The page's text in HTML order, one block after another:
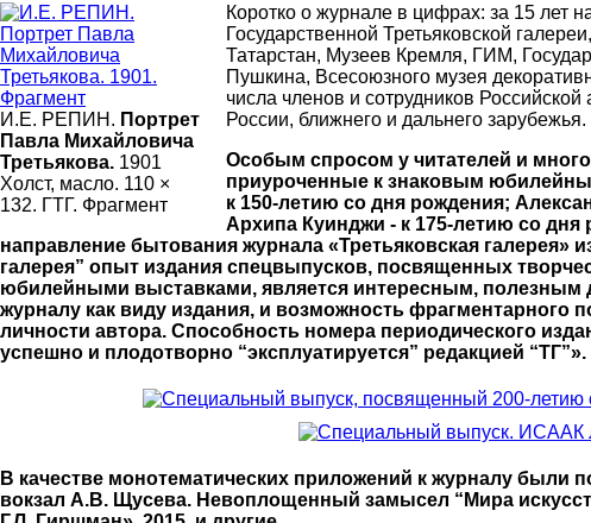
И.Е. РЕПИН. Портрет
Павла Михайловича
Третьякова. 1901
Холст, масло. 110 ×
132. ГТГ. Фрагмент
Коротко о журнале в цифрах: за 15 лет
Государственной Третьяковской
Татарстан, Музеев Кремля, ГИМ,
Пушкина, Всесоюзного музея
числа членов и сотрудников
России, ближнего и дальнего зарубежья.
Особым спросом у читателей и
приуроченные к знаковым
к 150-летию со дня рождения;
Архипа Куинджи - к 175-летию со дня
направление бытования журнала «Третьяковская галерея»
галерея” опыт издания спецвыпусков, посвященных
юбилейными выставками, является интересным, полезным
журналу как виду издания, и возможность фрагментарного
личности автора. Способность номера периодического
успешно и плодотворно “эксплуатируется” редакцией “ТГ”».
В качестве монотематических приложений к журналу были
вокзал А.В. Щусева. Невоплощенный замысел “Мира